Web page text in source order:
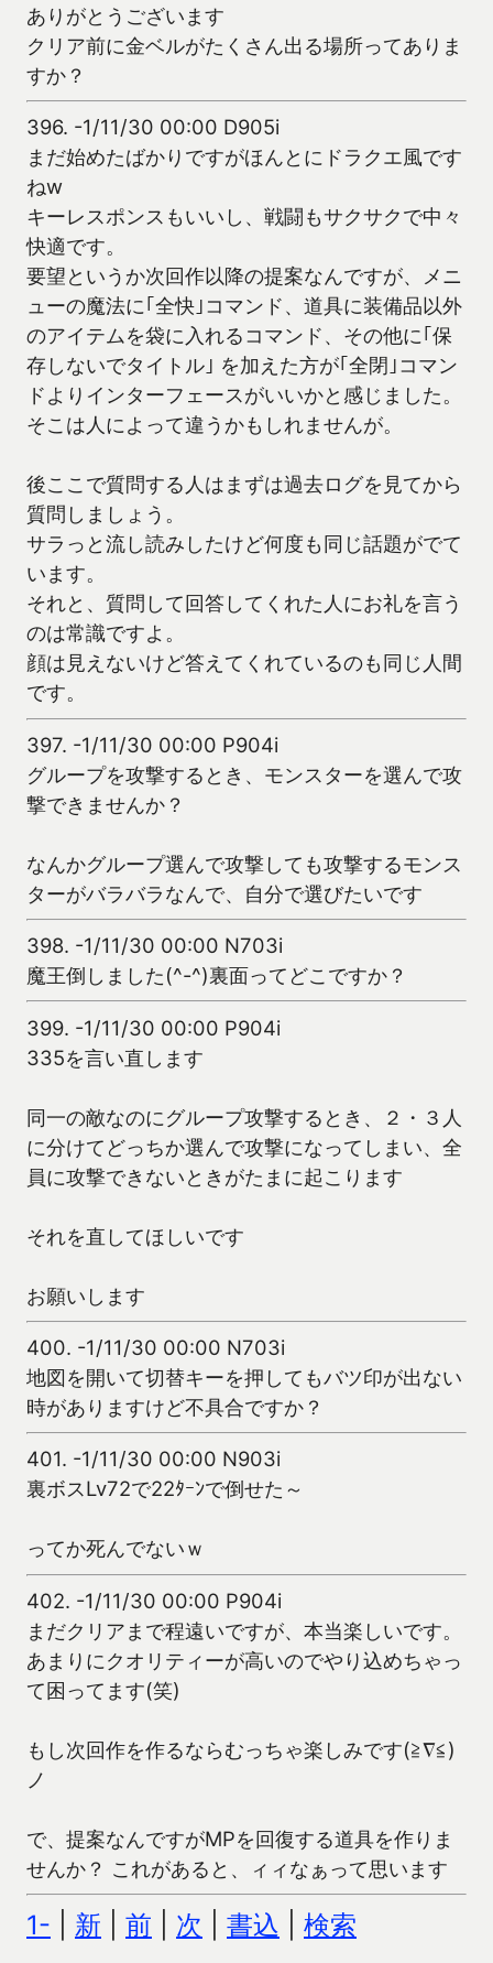
ありがとうございます
クリア前に金ベルがたくさん出る場所ってありま
すか？
396. -1/11/30 00:00 D905i
まだ始めたばかりですがほんとにドラクエ風です
ねw
キーレスポンスもいいし、戦闘もサクサクで中々
快適です。
要望というか次回作以降の提案なんですが、メニ
ューの魔法に｢全快｣コマンド、道具に装備品以外
のアイテムを袋に入れるコマンド、その他に｢保
存しないでタイトル｣ を加えた方が｢全閉｣コマン
ドよりインターフェースがいいかと感じました。
そこは人によって違うかもしれませんが。
後ここで質問する人はまずは過去ログを見てから
質問しましょう。
サラっと流し読みしたけど何度も同じ話題がでて
います。
それと、質問して回答してくれた人にお礼を言う
のは常識ですよ。
顔は見えないけど答えてくれているのも同じ人間
です。
397. -1/11/30 00:00 P904i
グループを攻撃するとき、モンスターを選んで攻
撃できませんか？
なんかグループ選んで攻撃しても攻撃するモンス
ターがバラバラなんで、自分で選びたいです
398. -1/11/30 00:00 N703i
魔王倒しました(^-^)裏面ってどこですか？
399. -1/11/30 00:00 P904i
335を言い直します
同一の敵なのにグループ攻撃するとき、２・３人
に分けてどっちか選んで攻撃になってしまい、全
員に攻撃できないときがたまに起こります
それを直してほしいです
お願いします
400. -1/11/30 00:00 N703i
地図を開いて切替キーを押してもバツ印が出ない
時がありますけど不具合ですか？
401. -1/11/30 00:00 N903i
裏ボスLv72で22ﾀｰﾝで倒せた～
ってか死んでないｗ
402. -1/11/30 00:00 P904i
まだクリアまで程遠いですが、本当楽しいです。
あまりにクオリティーが高いのでやり込めちゃっ
て困ってます(笑)
もし次回作を作るならむっちゃ楽しみです(≧∇≦)
ノ
で、提案なんですがMPを回復する道具を作りま
せんか？ これがあると、ィィなぁって思います
1- 新 前 次 書込 検索